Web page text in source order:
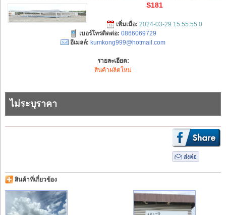
S181
เพิ่มเมื่อ: 2024-03-29 15:55:55.0
เบอร์โทรติดต่อ: 0866069729
อีเมลล์: kumkong999@hotmail.com
รายละเอียด:
สินค้าผลิตใหม่
ไม่ระบุราคา
สินค้าที่เกี่ยวข้อง